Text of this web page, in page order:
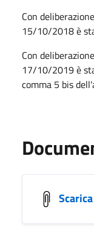
Con
15/10/2018 è
Con
17/10/2019 è
comma 5 bis